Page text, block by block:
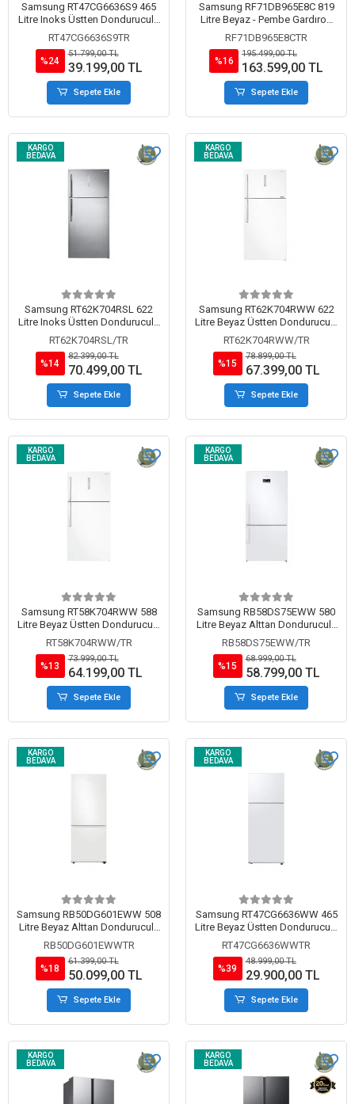
Samsung RT47CG6636S9 465
Litre Inoks Üstten Donduruculu
Buzdolabı
RT47CG6636S9TR
%24
51.799,00 TL
39.199,00 TL
Sepete Ekle
Samsung RF71DB965E8C 819
Litre Beyaz - Pembe Gardırop
Tipi Buzdolabı
RF71DB965E8CTR
%16
195.499,00 TL
163.599,00 TL
Sepete Ekle
KARGO
BEDAVA
Samsung RT62K704RSL 622
Litre Inoks Üstten Donduruculu
Buzdolabı
RT62K704RSL/TR
%14
82.399,00 TL
70.499,00 TL
Sepete Ekle
KARGO
BEDAVA
Samsung RT62K704RWW 622
Litre Beyaz Üstten Donduruculu
Buzdolabı
RT62K704RWW/TR
%15
78.899,00 TL
67.399,00 TL
Sepete Ekle
KARGO
BEDAVA
Samsung RT58K704RWW 588
Litre Beyaz Üstten Donduruculu
Buzdolabı
RT58K704RWW/TR
%13
73.999,00 TL
64.199,00 TL
Sepete Ekle
KARGO
BEDAVA
Samsung RB58DS75EWW 580
Litre Beyaz Alttan Donduruculu
Buzdolabı
RB58DS75EWW/TR
%15
68.999,00 TL
58.799,00 TL
Sepete Ekle
KARGO
BEDAVA
Samsung RB50DG601EWW 508
Litre Beyaz Alttan Donduruculu
Buzdolabı
RB50DG601EWWTR
%18
61.399,00 TL
50.099,00 TL
Sepete Ekle
KARGO
BEDAVA
Samsung RT47CG6636WW 465
Litre Beyaz Üstten Donduruculu
Buzdolabı
RT47CG6636WWTR
%39
48.999,00 TL
29.900,00 TL
Sepete Ekle
KARGO
BEDAVA
KARGO
BEDAVA